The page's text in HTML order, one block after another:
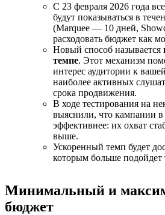
С 23 февраля 2026 года
будут показываться в
(Marquee — 10 дней,
расходовать бюджет как
Новый способ называется
темпе. Этот механизм
интерес аудитории к
наиболее активных
срока продвижения.
В ходе тестирования на
выяснили, что кампании в
эффективнее: их охват
выше.
Ускоренный темп будет
которым больше подойдет
Минимальный и
бюджет